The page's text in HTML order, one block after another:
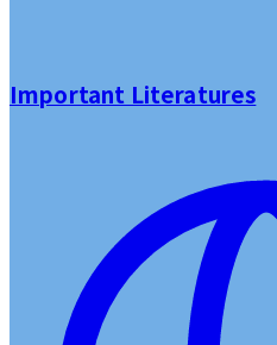
Important Literatures